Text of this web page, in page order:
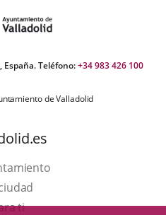
España. Teléfono:+34 983 426 100
de Valladolid
ti